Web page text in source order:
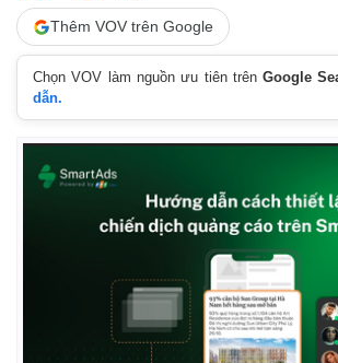
Thêm VOV trên Google
Chọn VOV làm nguồn ưu tiên trênGoogle
dẫn.